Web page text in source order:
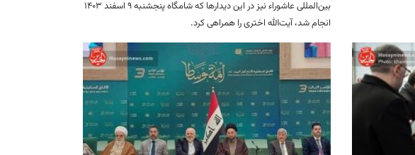
بین‌المللی عاشوراء نیز در این دیدارها که شامگاه پنجشنبه ۹ اسفند ۱۴۰۳
انجام شد، آیت‌الله اختری را همراهی کرد.